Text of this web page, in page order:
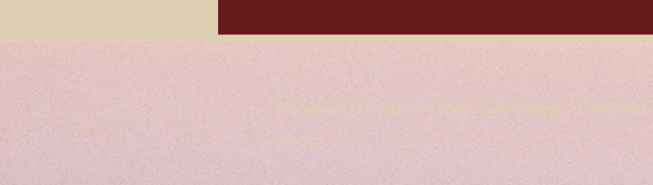
Adriana Dourado — Mais que bolsas. Uma
amor.